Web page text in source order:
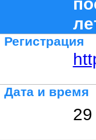
Регистрация
Дата и время
29